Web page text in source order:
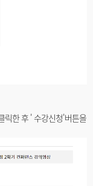
릭한 후 ' 수강신청'버튼을